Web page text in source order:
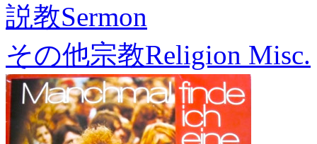
説教Sermon
その他宗教Religion Misc.